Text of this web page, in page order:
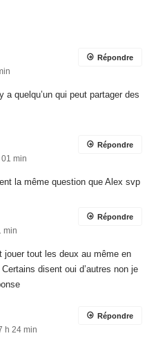
a quelqu’un qui peut partager des
Répondre
min
la même question que Alex svp
Répondre
min
jouer tout les deux au même en
disent oui d’autres non je
Répondre
h 24 min
Répondre